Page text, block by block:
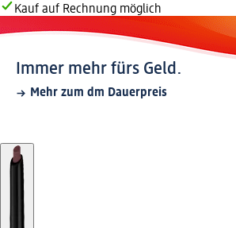
Kauf auf Rechnung möglich
Immer mehr fürs Geld.
Mehr zum dm Dauerpreis